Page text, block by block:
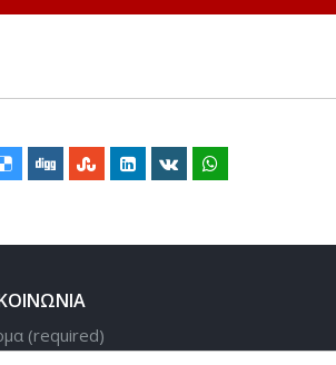
(required)